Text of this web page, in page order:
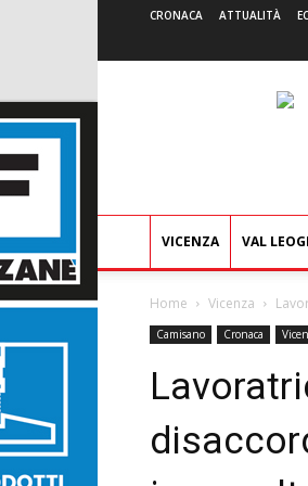
CRONACA ATTUALITÀ
VICENZA VAL
Home Vicenza
Camisano Cronaca